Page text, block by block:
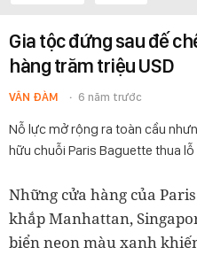
Gia tộc đứng sau đế
hàng trăm triệu USD
VÂN ĐÀM 6 năm trước
Nỗ lực mở rộng ra toàn cầu
hữu chuỗi Paris Baguette thua
Những cửa hàng của
khắp Manhattan,
biển neon màu xanh